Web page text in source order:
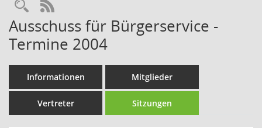
Rechercheauswahl
RSS-Feed
Ausschuss für Bürgerservice -
Termine 2004
Informationen Mitglieder
Vertreter Sitzungen